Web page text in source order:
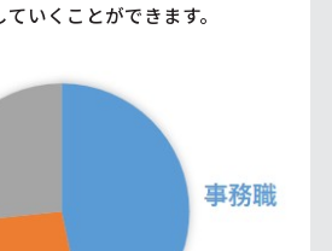
いくことができます。